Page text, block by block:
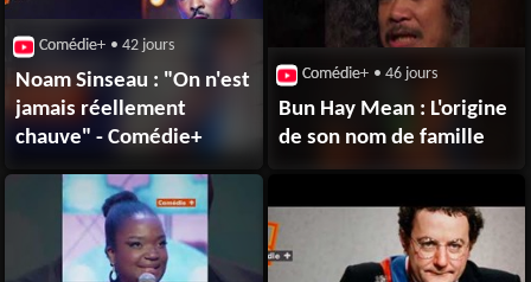
Comédie+ • 42 jours
Noam Sinseau : "On n'est
jamais réellement
chauve" - Comédie+
Comédie+ • 46 jours
Bun Hay Mean : L'origine
de son nom de famille